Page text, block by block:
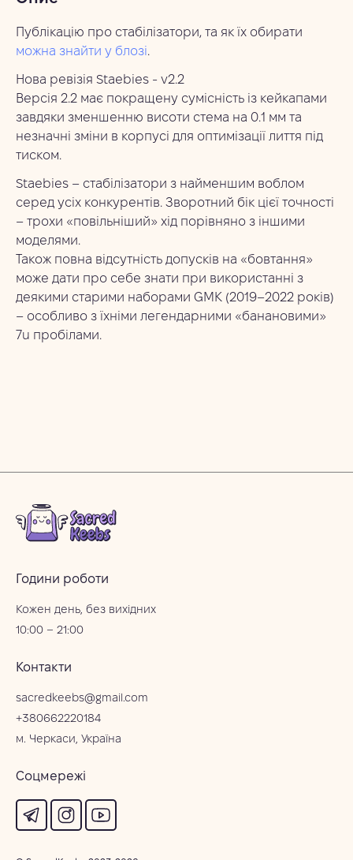
Публікацію про стабілізатори, та як їх обирати
можна знайти у блозі.
Нова ревізія Staebies - v2.2
Версія 2.2 має покращену сумісність із кейкапами
завдяки зменшенню висоти стема на 0.1 мм та
незначні зміни в корпусі для оптимізації лиття під
тиском.
Staebies – стабілізатори з найменшим воблом
серед усіх конкурентів. Зворотний бік цієї точності
– трохи «повільніший» хід порівняно з іншими
моделями.
Також повна відсутність допусків на «бовтання»
може дати про себе знати при використанні з
деякими старими наборами GMK (2019–2022 років)
– особливо з їхніми легендарними «банановими»
7u пробілами.
Години роботи
Кожен день, без вихідних
10:00 – 21:00
Контакти
sacredkeebs@gmail.com
+380662220184
м. Черкаси, Україна
Соцмережі